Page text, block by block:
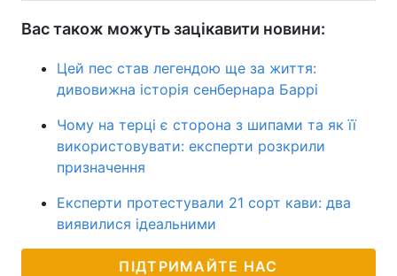
Вас також можуть зацікавити новини:
Цей пес став легендою ще за життя:
дивовижна історія сенбернара Баррі
Чому на терці є сторона з шипами та як її
використовувати: експерти розкрили
призначення
Експерти протестували 21 сорт кави: два
виявилися ідеальними
ПІДТРИМАЙТЕ НАС